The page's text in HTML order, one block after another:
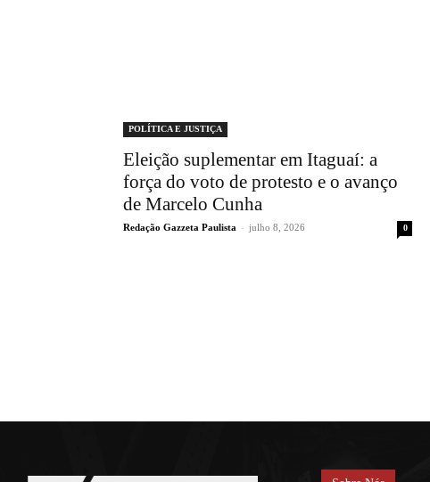
POLÍTICA E JUSTIÇA
Eleição suplementar em Itaguaí: a
força do voto de protesto e o avanço
de Marcelo Cunha
Redação Gazzeta Paulista - julho 8, 2026 0